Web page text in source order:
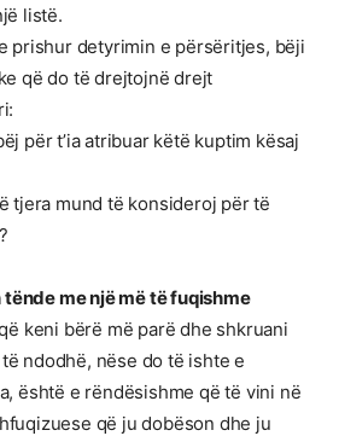
listë.
prishur detyrimin e përsëritjes, bëji
që do të drejtojnë drejt
për t’ia atribuar këtë kuptim kësaj
tjera mund të konsideroj për të
me një më të fuqishme
keni bërë më parë dhe shkruani
ndodhë, nëse do të ishte e
është e rëndësishme që të vini në
që ju dobëson dhe ju